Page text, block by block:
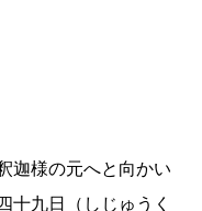
迦様の元へと向かい
十九日（しじゅうく